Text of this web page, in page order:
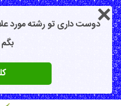
دوست داری تو رشته مورد